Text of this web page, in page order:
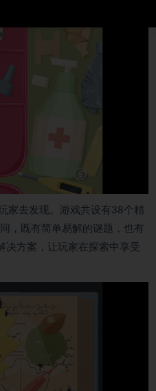
家去发现。游戏共设有38个精
，既有简单易解的谜题，也有
决方案，让玩家在探索中享受